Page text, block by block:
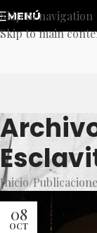
Skip to navigation
Skip to main
MENÚ
Inicio
08
OCT